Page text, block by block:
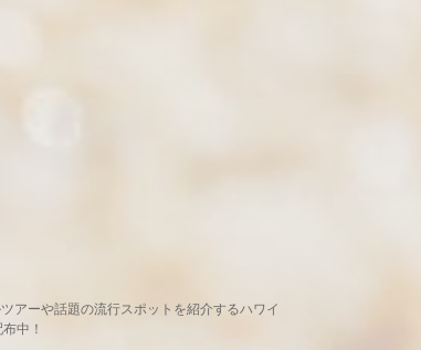
アーや話題の流行スポットを紹介するハワイ
中！